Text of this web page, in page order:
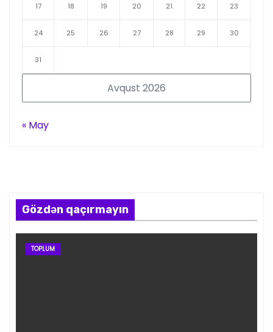
Avqust 2026
17 18 19 20 21 22 23
24 25 26 27 28 29 30
31
« May
Gözdən qaçırmayın
TOPLUM